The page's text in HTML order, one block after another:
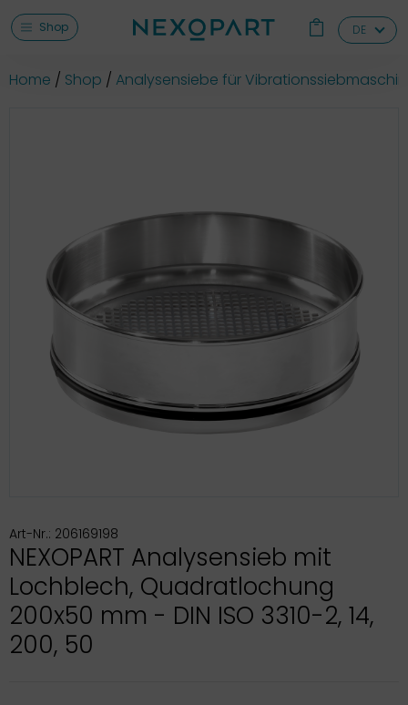
Shop DE
Home Shop Analysensiebe für
Art-Nr.: 206169198
NEXOPART Analysensieb mit
Lochblech, Quadratlochung
200x50 mm - DIN ISO 3310-2, 14,
200, 50